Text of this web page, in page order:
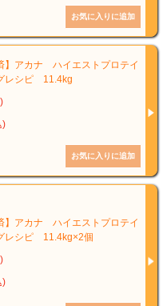
】アカナ ハイエストプロテイ
レシピ 11.4kg
)
】アカナ ハイエストプロテイ
レシピ 11.4kg×2個
)